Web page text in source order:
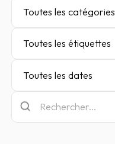
Toutes les catégories
Toutes les étiquettes
Toutes les dates